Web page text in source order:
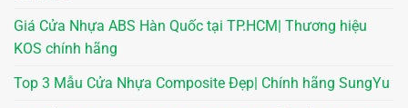
Giá Cửa Nhựa ABS Hàn Quốc tại TP.HCM| Thương hiệu
KOS chính hãng
Top 3 Mẫu Cửa Nhựa Composite Đẹp| Chính hãng SungYu